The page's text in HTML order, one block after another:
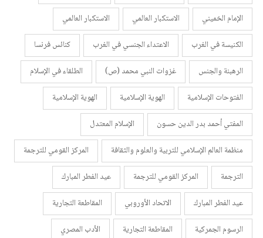
الإمام الخميني
الاستكبار العالمي
الاستكبار العالمي
الكنيسة في الغرب
الاعتداء الجنسي في الغرب
كنائس فرنسا
الرهبنة والجنس
غزوات النبي محمد (ص)
الطلقاء في الإسلام
الفتوحات الإسلامية
الهوية الإسلامية
الهوية الإسلامية
المفتي أحمد بدر الدين حسون
الإسلام المعتدل
منظمة العالم الإسلامي للتربية والعلوم والثقافة
المركز القومي للترجمة
الترجمة
المركز القومي للترجمة
عيد الفطر المبارك
عيد الفطر المبارك
الاتحاد الأوروبي
المقاطعة التجارية
الرسوم الجمركية
المقاطعة التجارية
الأدب المصري